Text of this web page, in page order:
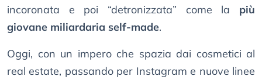
incoronata e poi “detronizzata” come la più
giovane miliardaria self-made.
Oggi, con un impero che spazia dai cosmetici al
real estate, passando per Instagram e nuove linee